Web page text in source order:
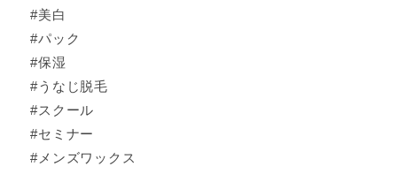
#美白
#パック
#保湿
#うなじ脱毛
#スクール
#セミナー
#メンズワックス